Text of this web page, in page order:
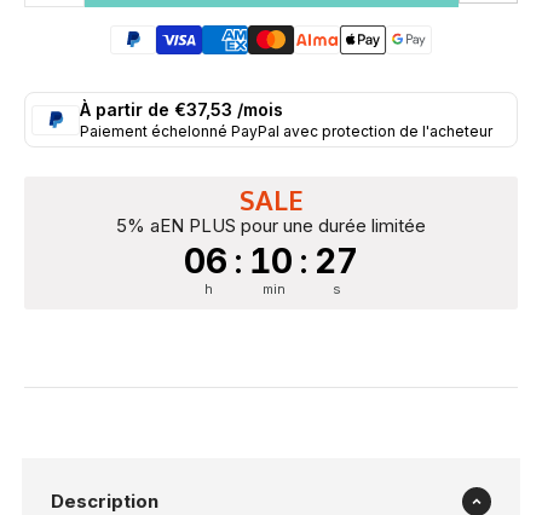
À partir de €37,53 /mois
Paiement échelonné PayPal avec protection de l'acheteur
SALE
5% aEN PLUS pour une durée limitée
06 : 10 : 26
h min s
Description